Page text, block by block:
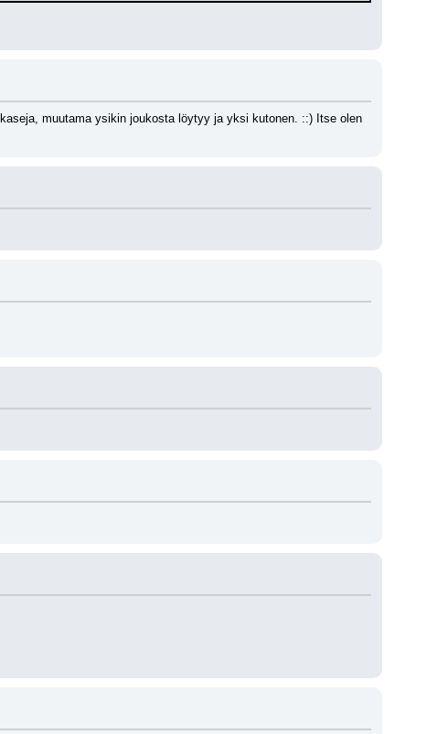
muutama ysikin joukosta löytyy ja yksi kutonen. ::) Itse olen